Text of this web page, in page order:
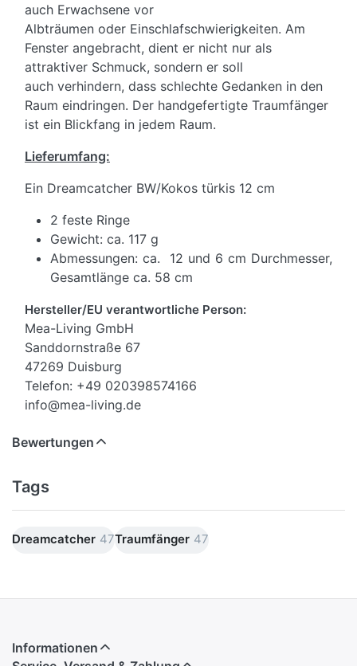
auch Erwachsene vor
Albträumen oder Einschlafschwierigkeiten. Am
Fenster angebracht, dient er nicht nur als
attraktiver Schmuck, sondern er soll
auch verhindern, dass schlechte Gedanken in den
Raum eindringen. Der handgefertigte Traumfänger
ist ein Blickfang in jedem Raum.
Lieferumfang:
Ein Dreamcatcher BW/Kokos türkis 12 cm
2 feste Ringe
Gewicht: ca. 117 g
Abmessungen: ca. 12 und 6 cm Durchmesser,
Gesamtlänge ca. 58 cm
Hersteller/EU verantwortliche Person:
Mea-Living GmbH
Sanddornstraße 67
47269 Duisburg
Telefon: +49 020398574166
info@mea-living.de
Bewertungen
Tags
Dreamcatcher 47Traumfänger 47
Informationen